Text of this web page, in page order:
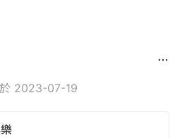
2023-07-19